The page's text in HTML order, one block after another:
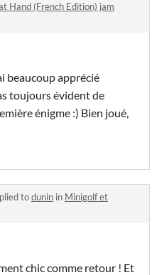
Hand (French Edition) jam
beaucoup apprécié
toujours évident de
énigme :) Bien joué,
todunin in Minigolf et
chic comme retour ! Et